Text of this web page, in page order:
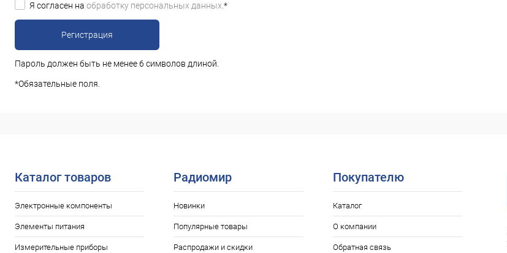
Я согласен на обработку персональных данных.*
Пароль должен быть не менее 6 символов длиной.
*Обязательные поля.
Каталог товаров
Электронные компоненты
Элементы питания
Измерительные приборы
Радиомир
Новинки
Популярные товары
Распродажи и скидки
Покупателю
Каталог
О компании
Обратная связь